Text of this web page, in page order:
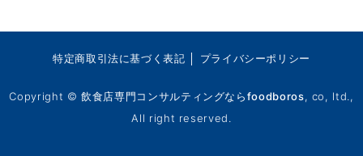
特定商取引法に基づく表記 プライバシーポリシー
Copyright ©飲食店専門コンサルティングならfoodboros, co, ltd.,
All right reserved.